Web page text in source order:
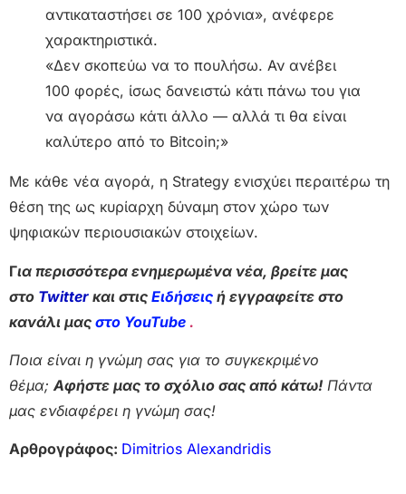
αντικαταστήσει σε 100 χρόνια», ανέφερε
χαρακτηριστικά.
«Δεν σκοπεύω να το πουλήσω. Αν ανέβει
100 φορές, ίσως δανειστώ κάτι πάνω του για
να αγοράσω κάτι άλλο — αλλά τι θα είναι
καλύτερο από το Bitcoin;»
Με κάθε νέα αγορά, η Strategy ενισχύει περαιτέρω τη
θέση της ως κυρίαρχη δύναμη στον χώρο των
ψηφιακών περιουσιακών στοιχείων.
Για περισσότερα ενημερωμένα νέα, βρείτε μας
στο Twitter και στις Ειδήσεις ή εγγραφείτε στο
κανάλι μας στο YouTube .
Ποια είναι η γνώμη σας για το συγκεκριμένο
θέμα;Αφήστε μας το σχόλιο σας από κάτω! Πάντα
μας ενδιαφέρει η γνώμη σας!
Αρθρογράφος: Dimitrios Alexandridis